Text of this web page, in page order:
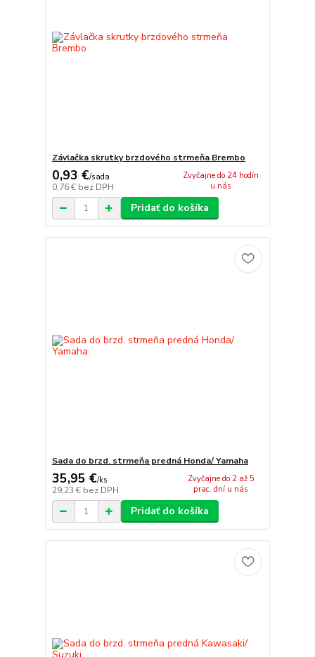
Závlačka skrutky brzdového strmeňa Brembo
0,93 €/sada
0,76 € bez DPH
Zvyčajne do 24 hodín
u nás
Pridať do košíka
Sada do brzd. strmeňa predná Honda/ Yamaha
35,95 €/ks
29,23 € bez DPH
Zvyčajne do 2 až 5
prac. dní u nás
Pridať do košíka